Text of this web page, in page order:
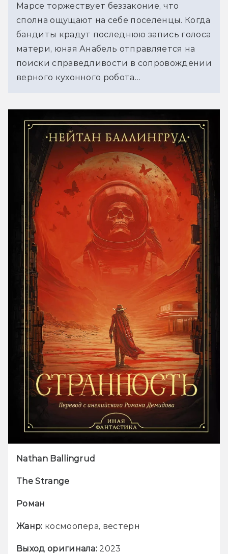
Марсе торжествует беззаконие, что
сполна ощущают на себе поселенцы. Когда
бандиты крадут последнюю запись голоса
матери, юная Анабель отправляется на
поиски справедливости в сопровождении
верного кухонного робота…
Nathan Ballingrud
The Strange
Роман
Жанр: космоопера, вестерн
Выход оригинала: 2023